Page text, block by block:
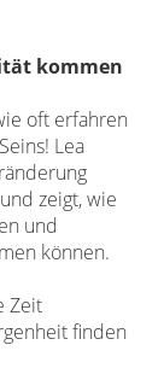
kommen
oft erfahren
Lea
zeigt, wie
und
können.
Zeit
finden